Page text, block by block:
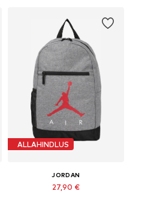
ALLAHINDLUS
JORDAN
27,90 €